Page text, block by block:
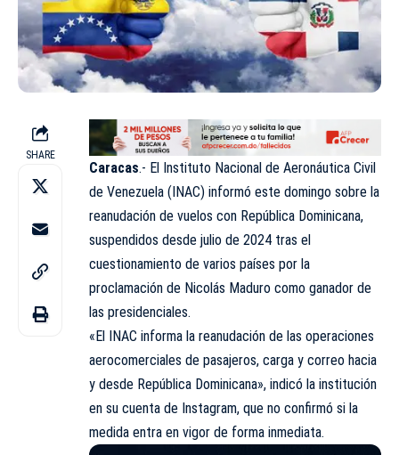
SHARE
Caracas.- El Instituto Nacional de Aeronáutica Civil
de Venezuela (INAC) informó este domingo sobre la
reanudación de vuelos con República Dominicana,
suspendidos desde julio de 2024 tras el
cuestionamiento de varios países por la
proclamación de Nicolás Maduro como ganador de
las presidenciales.
«El INAC informa la reanudación de las operaciones
aerocomerciales de pasajeros, carga y correo hacia
y desde República Dominicana», indicó la institución
en su cuenta de Instagram, que no confirmó si la
medida entra en vigor de forma inmediata.